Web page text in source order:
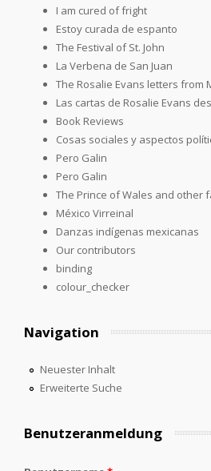
I am cured of fright
Estoy curada de espanto
The Festival of St. John
La Verbena de San Juan
The Rosalie Evans letters from
Las cartas de Rosalie Evans
Book Reviews
Cosas sociales y aspectos
Pero Galin
Pero Galin
The Prince of Wales and other
México Virreinal
Danzas indígenas mexicanas
Our contributors
binding
colour_checker
Navigation
Neuester Inhalt
Erweiterte Suche
Benutzeranmeldung